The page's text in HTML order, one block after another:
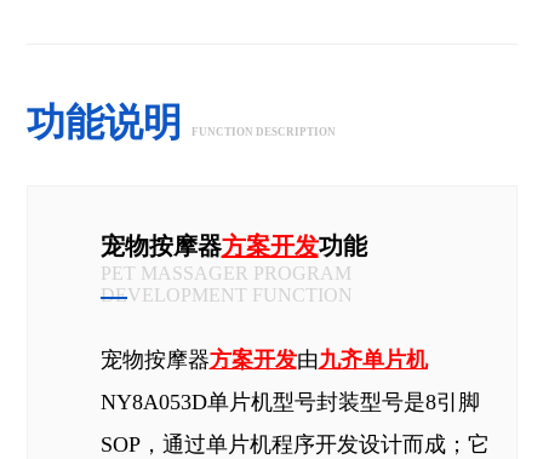
功能说明 FUNCTION DESCRIPTION
宠物按摩器方案开发功能
PET MASSAGER PROGRAM
DEVELOPMENT FUNCTION
宠物按摩器方案开发由九齐单片机
NY8A053D单片机型号封装型号是8引脚
SOP，通过单片机程序开发设计而成；它